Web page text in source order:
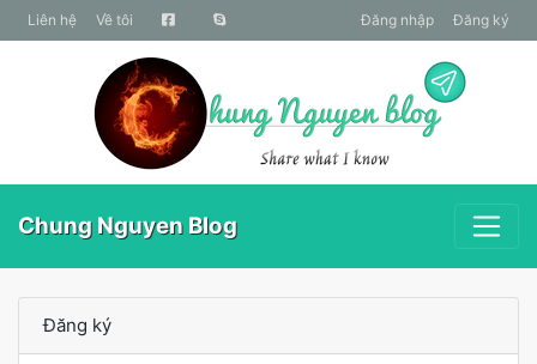
liên hệ Về tôi Đăng nhập Đăng ký
Chung Nguyen Blog
Đăng ký